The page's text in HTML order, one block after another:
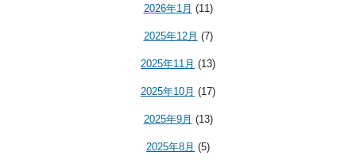
2026年1月 (11)
2025年12月 (7)
2025年11月 (13)
2025年10月 (17)
2025年9月 (13)
2025年8月 (5)